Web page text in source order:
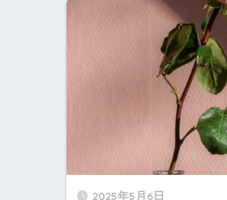
2025年5月6日